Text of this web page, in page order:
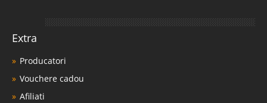
Extra
Producatori
Vouchere cadou
Afiliati